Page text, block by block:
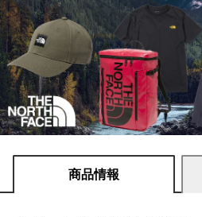
商品情報